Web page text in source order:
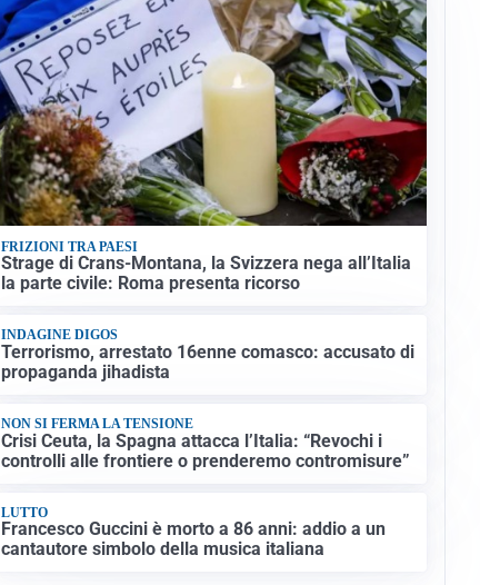
FRIZIONI TRA PAESI
Strage di Crans-Montana, la Svizzera nega all’Italia
la parte civile: Roma presenta ricorso
INDAGINE DIGOS
Terrorismo, arrestato 16enne comasco: accusato di
propaganda jihadista
NON SI FERMA LA TENSIONE
Crisi Ceuta, la Spagna attacca l’Italia: “Revochi i
controlli alle frontiere o prenderemo contromisure”
LUTTO
Francesco Guccini è morto a 86 anni: addio a un
cantautore simbolo della musica italiana